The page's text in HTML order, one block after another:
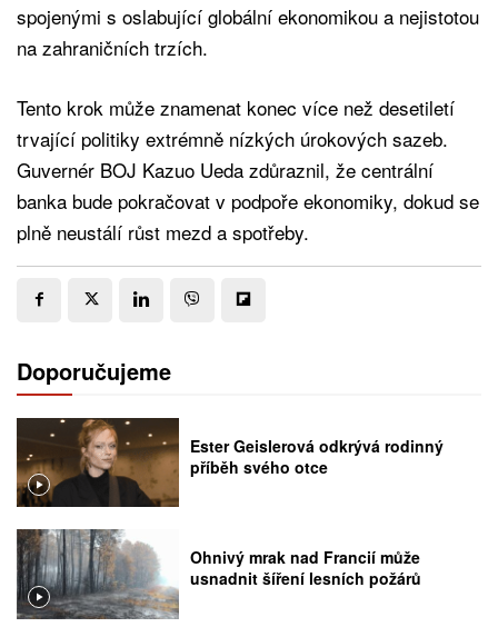
spojenými s oslabující globální ekonomikou a nejistotou
na zahraničních trzích.
Tento krok může znamenat konec více než desetiletí
trvající politiky extrémně nízkých úrokových sazeb.
Guvernér BOJ Kazuo Ueda zdůraznil, že centrální
banka bude pokračovat v podpoře ekonomiky, dokud se
plně neustálí růst mezd a spotřeby.
Doporučujeme
Ester Geislerová odkrývá rodinný
příběh svého otce
Ohnivý mrak nad Francií může
usnadnit šíření lesních požárů